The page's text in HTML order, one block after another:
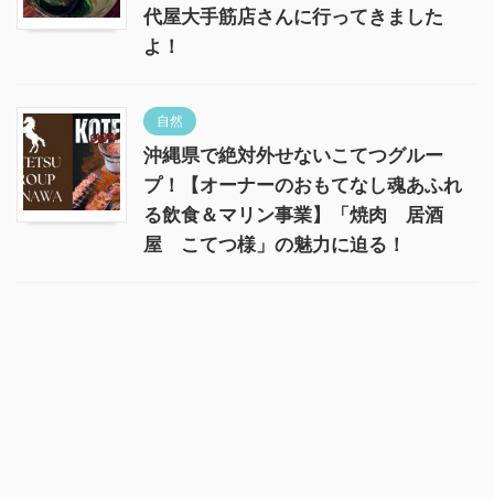
代屋大手筋店さんに行ってきました
よ！
自然
沖縄県で絶対外せないこてつグルー
プ！【オーナーのおもてなし魂あふれ
る飲食＆マリン事業】「焼肉 居酒
屋 こてつ様」の魅力に迫る！